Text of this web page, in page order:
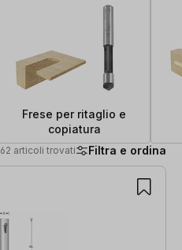
Frese per ritaglio e
copiatura
62 articoli trovati Filtra e ordina